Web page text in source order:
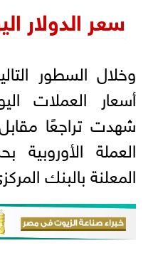
سعر الدولار
وخلال السطور
أسعار العملات
شهدت تراجعًا
العملة
المعلنة بالبنك